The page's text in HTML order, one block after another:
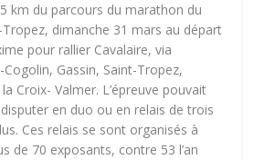
km du parcours du marathon du
dimanche 31 mars au départ
pour rallier Cavalaire, via
Gassin, Saint-Tropez,
Croix- Valmer. L’épreuve pouvait
en duo ou en relais de trois
Ces relais se sont organisés à
de 70 exposants, contre 53 l’an